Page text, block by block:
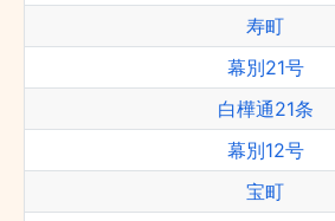
寿町
幕別21号
白樺通21条
幕別12号
宝町